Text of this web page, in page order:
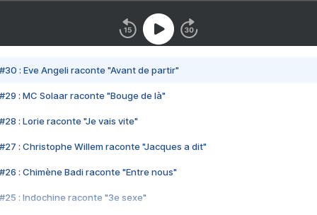
#30 : Eve Angeli raconte "Avant de partir"
#29 : MC Solaar raconte "Bouge de là"
#28 : Lorie raconte "Je vais vite"
#27 : Christophe Willem raconte "Jacques a dit"
#26 : Chimène Badi raconte "Entre nous"
#25 : Indochine raconte "3e sexe"